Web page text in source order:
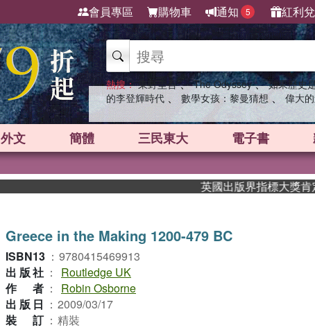
會員專區 購物車 通知 5 紅利
熱搜： 東野圭吾 、 The Odyssey 、 如果歷史
的李登輝時代 、 數學女孩：黎曼猜想 、 偉大
外文 簡體 三民東大 電子書
英國出版界指標大獎肯定
Greece in the Making 1200-479 BC
ISBN13 ： 9780415469913
出版社 ：
Routledge UK
作者 ：
Robin Osborne
出版日 ： 2009/03/17
裝訂 ： 精裝